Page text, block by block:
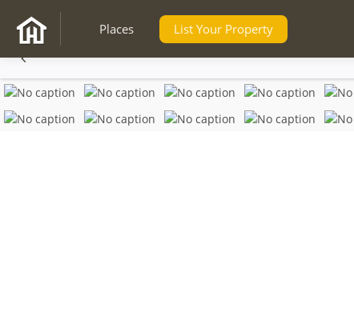
Places List Your Property